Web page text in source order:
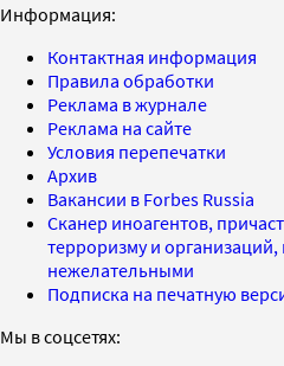
Информация:
Контактная информация
Правила обработки
Реклама в журнале
Реклама на сайте
Условия перепечатки
Архив
Вакансии в Forbes Russia
Сканер иноагентов,
терроризму и
нежелательными
Подписка на печатную
Мы в соцсетях: